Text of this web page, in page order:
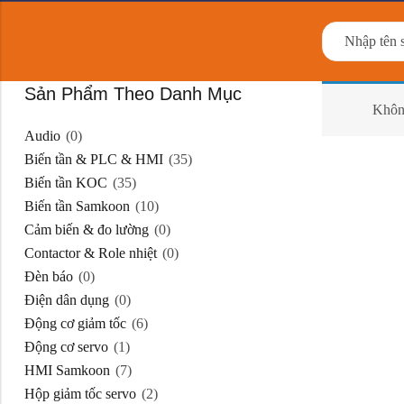
Sản Phẩm Theo Danh Mục
Audio (0)
Biến tần & PLC & HMI (35)
Biến tần KOC (35)
Biến tần Samkoon (10)
Cảm biến & đo lường
Contactor & Role nhiệt
Đèn báo (0)
Điện dân dụng (0)
Động cơ giảm tốc
Động cơ servo
HMI Samkoon (7)
Hộp giảm tốc servo